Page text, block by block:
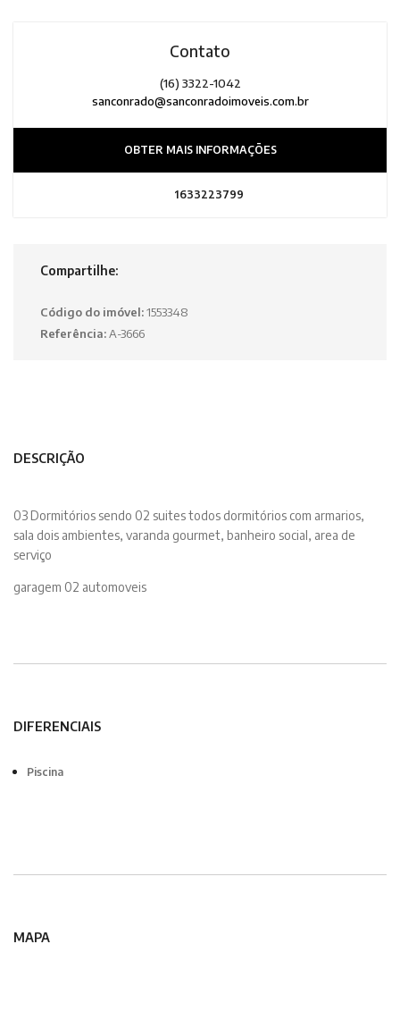
Contato
(16) 3322-1042
sanconrado@sanconradoimoveis.com.br
OBTER MAIS INFORMAÇÕES
1633223799
Compartilhe:
Código do imóvel:1553348
Referência:A-3666
DESCRIÇÃO
03 Dormitórios sendo 02 suites todos dormitórios com armarios,
sala dois ambientes, varanda gourmet, banheiro social, area de
serviço
garagem 02 automoveis
DIFERENCIAIS
Piscina
MAPA